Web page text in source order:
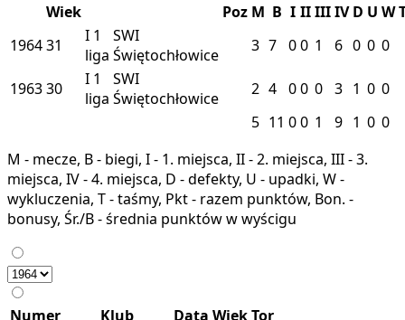
Wiek Poz M B I IIIIIIV D U W
196431 I 1
liga
SWI
Świętochłowice
3 7 00 1 6 0 0 0
196330 I 1
liga
SWI
Świętochłowice
2 4 00 0 3 1 0 0
5 11 00 1 9 1 0 0
M - mecze, B - biegi, I - 1. miejsca, II - 2. miejsca, III - 3.
miejsca, IV - 4. miejsca, D - defekty, U - upadki, W -
wykluczenia, T - taśmy, Pkt - razem punktów, Bon. -
bonusy, Śr./B - średnia punktów w wyścigu
Numer Klub Data WiekTor